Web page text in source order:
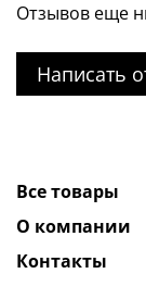
Отзывов еще
Написать
Все товары
О компании
Контакты